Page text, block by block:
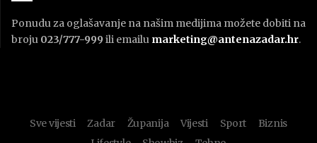
Ponudu za oglašavanje na našim medijima možete dobiti na
broju 023/777-999 ili emailu marketing@antenazadar.hr.
Sve vijesti Zadar Županija Vijesti Sport
Biznis